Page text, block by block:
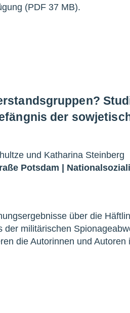
(PDF 37 MB).
der
und Katharina Steinberg
Potsdam
über die
militärischen
die Autorinnen und